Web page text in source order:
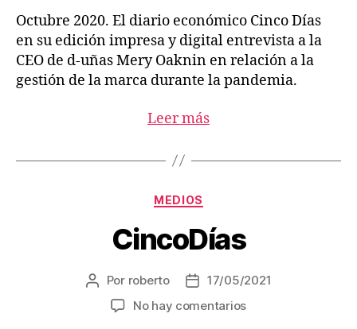
Octubre 2020. El diario económico Cinco Días
en su edición impresa y digital entrevista a la
CEO de d-uñas Mery Oaknin en relación a la
gestión de la marca durante la pandemia.
Leer más
MEDIOS
CincoDías
Por roberto
17/05/2021
No hay comentarios